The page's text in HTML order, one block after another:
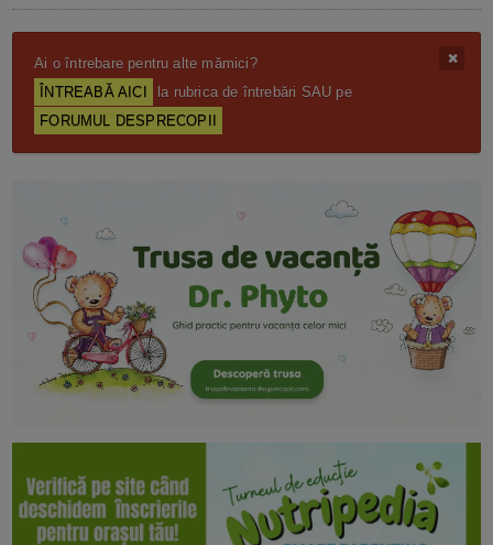
Ai o întrebare pentru alte mămici?
ÎNTREABĂ AICI
la rubrica de întrebări SAU pe
FORUMUL DESPRECOPII